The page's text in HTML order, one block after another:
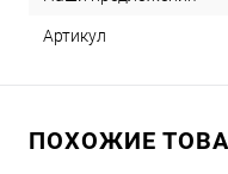
Артикул
ПОХОЖИЕ